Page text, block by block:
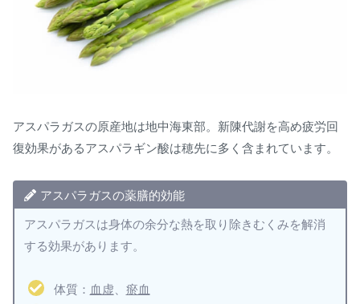
アスパラガスの原産地は地中海東部。新陳代謝を高め疲労回
復効果があるアスパラギン酸は穂先に多く含まれています。
アスパラガスの薬膳的効能
アスパラガスは身体の余分な熱を取り除きむくみを解消
する効果があります。
体質： 血虚
瘀血